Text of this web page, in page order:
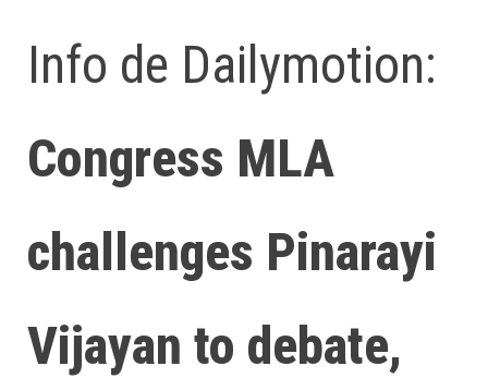
Info de Dailymotion:
Congress MLA
challenges Pinarayi
Vijayan to debate,